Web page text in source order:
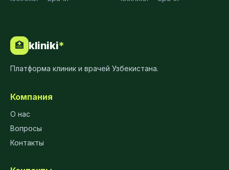
🏥 kliniki*
Платформа клиник и врачей Узбекистана.
Компания
О нас
Вопросы
Контакты